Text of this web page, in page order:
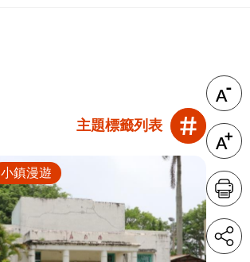
主題標籤列表
小鎮漫遊